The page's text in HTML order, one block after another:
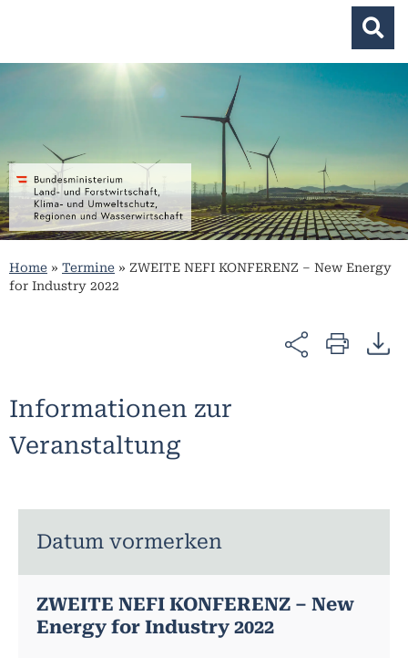
Home » Termine » ZWEITE NEFI KONFERENZ – New Energy
for Industry 2022
Informationen zur
Veranstaltung
Datum vormerken
ZWEITE NEFI KONFERENZ – New
Energy for Industry 2022